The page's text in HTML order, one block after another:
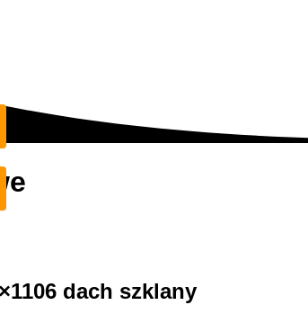
dach szklany